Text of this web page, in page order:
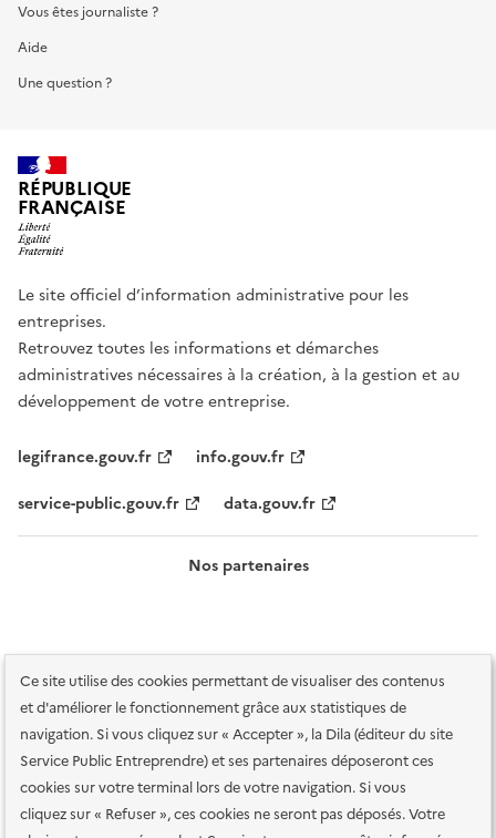
Ce site utilise des cookies permettant de visualiser des contenus
et d'améliorer le fonctionnement grâce aux statistiques de
navigation. Si vous cliquez sur « Accepter », la Dila (éditeur du site
Service Public Entreprendre) et ses partenaires déposeront ces
cookies sur votre terminal lors de votre navigation. Si vous
cliquez sur « Refuser », ces cookies ne seront pas déposés. Votre
Vous êtes journaliste ?
Aide
Une question ?
RÉPUBLIQUE
FRANÇAISE
Le site officiel d’information administrative pour les
entreprises.
Retrouvez toutes les informations et démarches
administratives nécessaires à la création, à la gestion et au
développement de votre entreprise.
legifrance.gouv.fr
info.gouv.fr
service-public.gouv.fr
data.gouv.fr
Nos partenaires
Plan du site Accessibilité : totalement conforme
Accessibilité des
services en ligne
Mentions légales Données personnelles et sécurité